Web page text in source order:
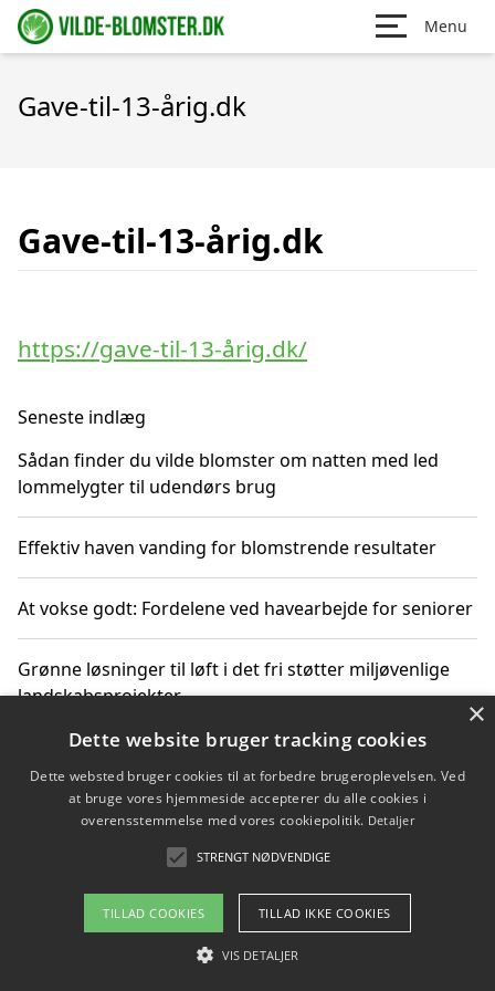
Menu
Gave-til-13-årig.dk
Gave-til-13-årig.dk
https://gave-til-13-årig.dk/
Seneste indlæg
Sådan finder du vilde blomster om natten med led
lommelygter til udendørs brug
Effektiv haven vanding for blomstrende resultater
At vokse godt: Fordelene ved havearbejde for seniorer
Grønne løsninger til løft i det fri støtter miljøvenlige
landskabsprojekter
Gør haven til et frirum for familien og naturen
Copyright 2026 - Pilanto Aps
Om / kontakt
Blog Betingelser
×
Dette website bruger tracking cookies
Dette websted bruger cookies til at forbedre brugeroplevelsen. Ved
at bruge vores hjemmeside accepterer du alle cookies i
overensstemmelse med vores cookiepolitik. Detaljer
STRENGT NØDVENDIGE
TILLAD COOKIES TILLAD IKKE COOKIES
VIS DETALJER